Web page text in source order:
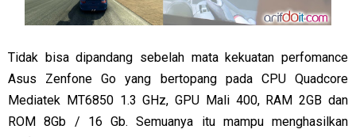
Tidak bisa dipandang sebelah mata kekuatan perfomance
Asus Zenfone Go yang bertopang pada CPU Quadcore
Mediatek MT6850 1.3 GHz, GPU Mali 400, RAM 2GB dan
ROM 8Gb / 16 Gb. Semuanya itu mampu menghasilkan